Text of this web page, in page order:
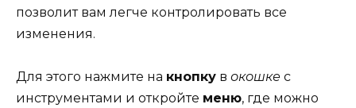
позволит вам легче контролировать все
изменения.
Для этого нажмите на кнопку в окошке с
инструментами и откройте меню, где можно